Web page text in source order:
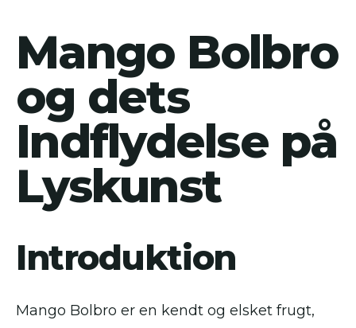
Mango Bolbro
og dets
Indflydelse på
Lyskunst
Introduktion
Mango Bolbro er en kendt og elsket frugt,